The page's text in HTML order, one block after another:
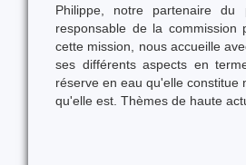
Philippe, notre partenaire
responsable de la commission
cette mission, nous accueille
ses différents aspects en
réserve en eau qu'elle
qu'elle est. Thèmes de haute